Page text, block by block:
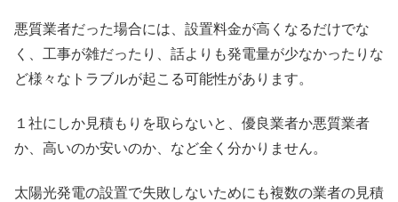
悪質業者だった場合には、設置料金が高くなるだけでな
く、工事が雑だったり、話よりも発電量が少なかったりな
ど様々なトラブルが起こる可能性があります。
１社にしか見積もりを取らないと、優良業者か悪質業者
か、高いのか安いのか、など全く分かりません。
太陽光発電の設置で失敗しないためにも複数の業者の見積